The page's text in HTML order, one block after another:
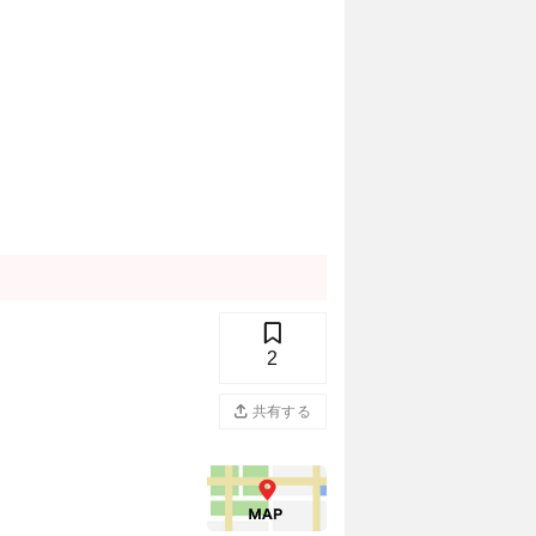
2
共有する